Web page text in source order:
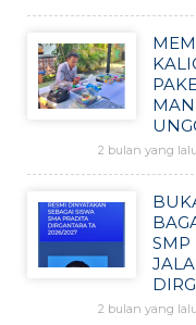
MAN
2 bulan yang lalu
SMP
2 bulan yang lalu